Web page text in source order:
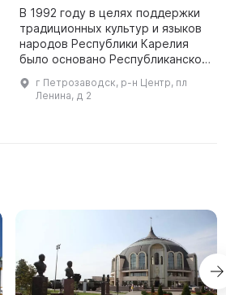
В 1992 году в целях поддержки
традиционных культур и языков
народов Республики Карелия
было основано Республиканское
национальных культур и
народного творчества
г Петрозаводск, р-н Центр, пл
Ленина, д 2